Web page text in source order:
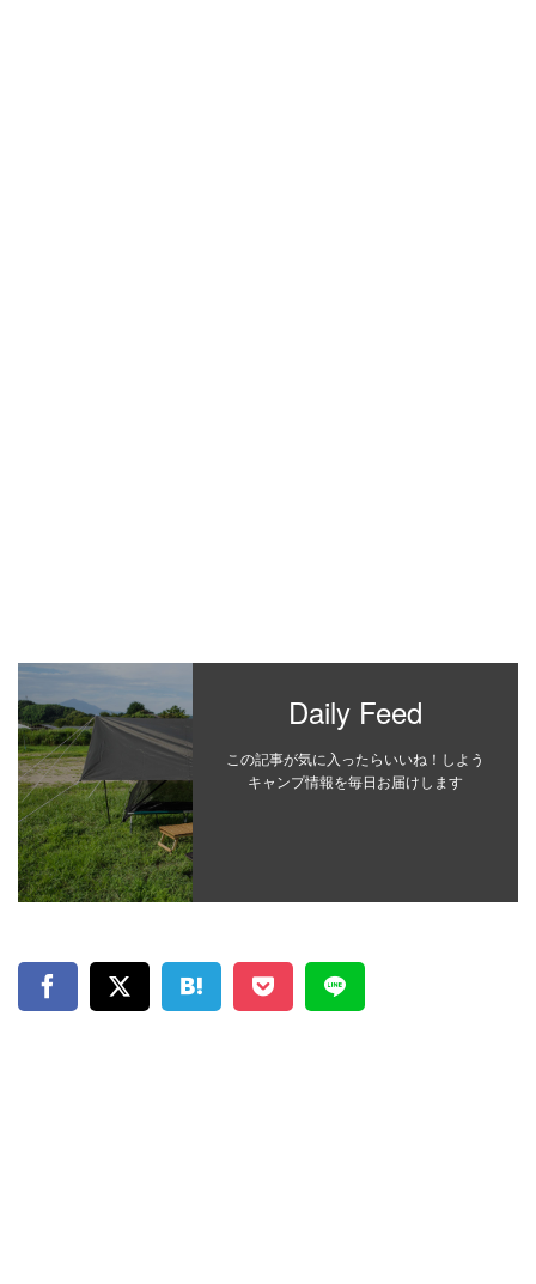
Daily Feed
この記事が気に入ったらいいね！しよう
キャンプ情報を毎日お届けします